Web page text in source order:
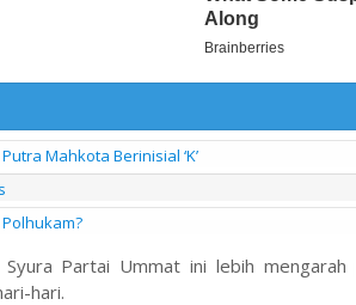
Mahkota Berinisial ‘K’
Partai Ummat ini lebih mengarah
hari.